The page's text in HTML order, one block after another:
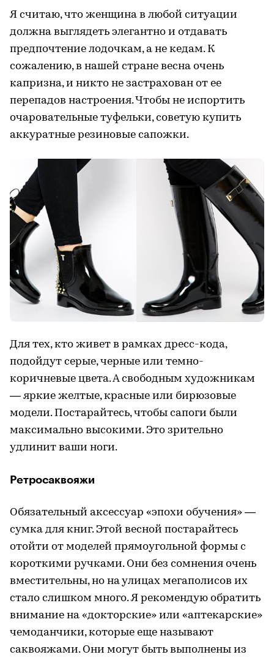
Я считаю, что женщина в любой ситуации
должна выглядеть элегантно и отдавать
предпочтение лодочкам, а не кедам. К
сожалению, в нашей стране весна очень
капризна, и никто не застрахован от ее
перепадов настроения. Чтобы не испортить
очаровательные туфельки, советую купить
аккуратные резиновые сапожки.
Для тех, кто живет в рамках дресс-кода,
подойдут серые, черные или темно-
коричневые цвета. А свободным художникам
— яркие желтые, красные или бирюзовые
модели. Постарайтесь, чтобы сапоги были
максимально высокими. Это зрительно
удлинит ваши ноги.
Ретросаквояжи
Обязательный аксессуар «эпохи обучения» —
сумка для книг. Этой весной постарайтесь
отойти от моделей прямоугольной формы с
короткими ручками. Они без сомнения очень
вместительны, но на улицах мегаполисов их
стало слишком много. Я рекомендую обратить
внимание на «докторские» или «аптекарские»
чемоданчики, которые еще называют
саквояжами. Они могут быть выполнены из